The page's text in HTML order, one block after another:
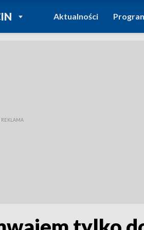
DO
REGIONY
Aktualności